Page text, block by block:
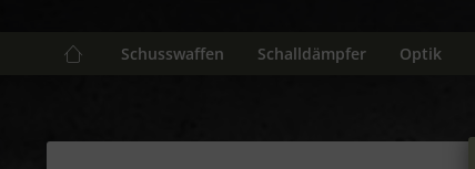
Schusswaffen Schalldämpfer Optik